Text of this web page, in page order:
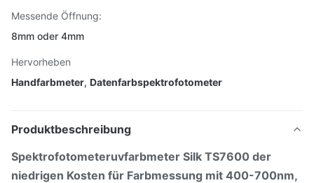
Messende Öffnung:
8mm oder 4mm
Hervorheben
Handfarbmeter, Datenfarbspektrofotometer
Produktbeschreibung
Spektrofotometeruvfarbmeter Silk TS7600 der
niedrigen Kosten für Farbmessung mit 400-700nm,